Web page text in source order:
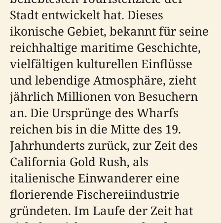
Stadt entwickelt hat. Dieses
ikonische Gebiet, bekannt für seine
reichhaltige maritime Geschichte,
vielfältigen kulturellen Einflüsse
und lebendige Atmosphäre, zieht
jährlich Millionen von Besuchern
an. Die Ursprünge des Wharfs
reichen bis in die Mitte des 19.
Jahrhunderts zurück, zur Zeit des
California Gold Rush, als
italienische Einwanderer eine
florierende Fischereiindustrie
gründeten. Im Laufe der Zeit hat